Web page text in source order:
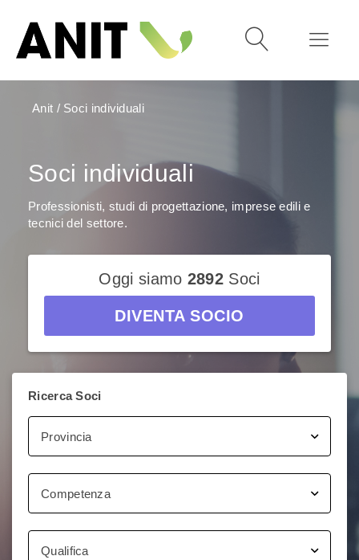
Anit / Soci individuali
Soci individuali
Oggi siamo 2892 Soci
DIVENTA SOCIO
Professionisti, studi di progettazione, imprese edili e
tecnici del settore.
Ricerca Soci
Provincia
Competenza
Qualifica